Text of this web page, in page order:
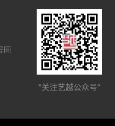
同
"关注艺越公众号"